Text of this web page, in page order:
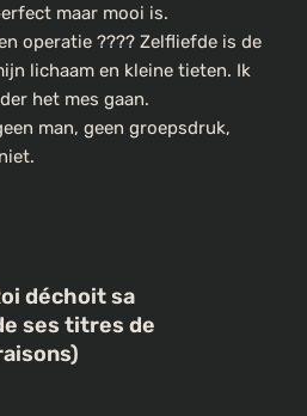
maar mooi is.
operatie ???? Zelfliefde is de
lichaam en kleine tieten. Ik
het mes gaan.
man, geen groepsdruk,
déchoit sa
ses titres de